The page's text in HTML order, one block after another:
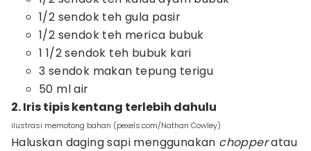
1/2 sendok teh gula pasir
1/2 sendok teh merica bubuk
1 1/2 sendok teh bubuk kari
3 sendok makan tepung terigu
50 ml air
2. Iris tipis kentang terlebih dahulu
ilustrasi memotong bahan (pexels.com/Nathan Cowley)
Haluskan daging sapi menggunakan chopperatau